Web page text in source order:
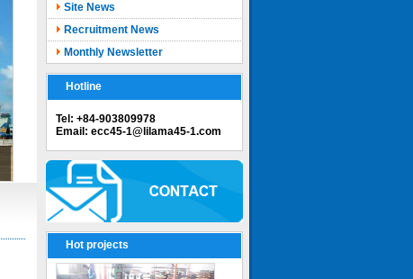
Site News
Recruitment News
Monthly Newsletter
Hotline
Tel: +84-903809978
Email: ecc45-1@lilama45-1.com
Hot projects